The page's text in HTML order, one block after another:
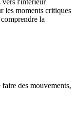
vers l'intérieur
les moments critiques
la
des mouvements,